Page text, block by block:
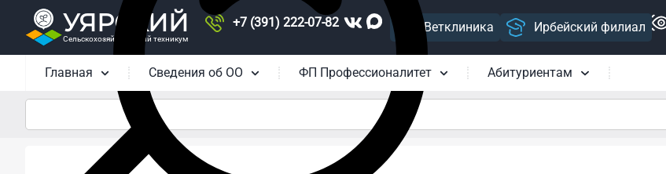
УЯРСКИЙ
Сельскохозяйственный техникум
+7 (391) 222-07-82 Ветклиника Ирбейский филиал
Главная Сведения об ОО ФП Профессионалитет Абитуриентам